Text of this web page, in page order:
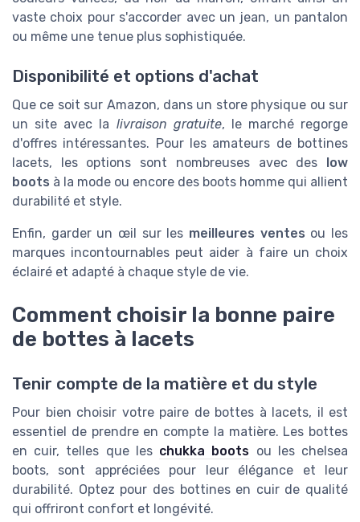
vaste choix pour s'accorder avec un jean, un pantalon
ou même une tenue plus sophistiquée.
Disponibilité et options d'achat
Que ce soit sur Amazon, dans un store physique ou sur
un site avec la livraison gratuite, le marché regorge
d'offres intéressantes. Pour les amateurs de bottines
lacets, les options sont nombreuses avec des low
boots à la mode ou encore des boots homme qui allient
durabilité et style.
Enfin, garder un œil sur les meilleures ventes ou les
marques incontournables peut aider à faire un choix
éclairé et adapté à chaque style de vie.
Comment choisir la bonne paire
de bottes à lacets
Tenir compte de la matière et du style
Pour bien choisir votre paire de bottes à lacets, il est
essentiel de prendre en compte la matière. Les bottes
en cuir, telles que les chukka boots ou les chelsea
boots, sont appréciées pour leur élégance et leur
durabilité. Optez pour des bottines en cuir de qualité
qui offriront confort et longévité.